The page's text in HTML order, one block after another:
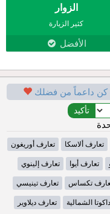
الزوار
كثير الزيارة
الأفضل
كن داعماً من فضلك
تعارف ألاسكا تعارف أوريغون
تعارف أيوا تعارف إلينوي
تكساس تعارف تينيسي
الشمالية تعارف ديلاوير